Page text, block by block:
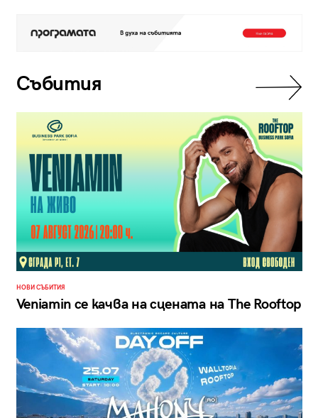
Събития
НОВИ СЪБИТИЯ
Veniamin се качва на сцената на The Rooftop